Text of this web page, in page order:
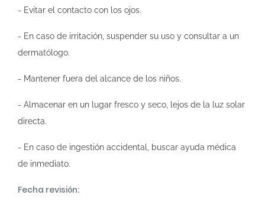
- Evitar el contacto con los ojos.
- En caso de irritación, suspender su uso y consultar a un
dermatólogo.
- Mantener fuera del alcance de los niños.
- Almacenar en un lugar fresco y seco, lejos de la luz solar
directa.
- En caso de ingestión accidental, buscar ayuda médica
de inmediato.
Fecha revisión: